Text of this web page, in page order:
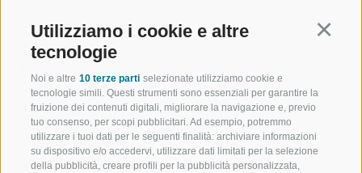
Utilizziamo i cookie e altre
tecnologie
Noi e altre 10 terze parti selezionate utilizziamo cookie e
tecnologie simili. Questi strumenti sono essenziali per garantire la
fruizione dei contenuti digitali, migliorare la navigazione e, previo
tuo consenso, per scopi pubblicitari. Ad esempio, potremmo
utilizzare i tuoi dati per le seguenti finalità: archiviare informazioni
su dispositivo e/o accedervi, utilizzare dati limitati per la selezione
della pubblicità, creare profili per la pubblicità personalizzata,
Punto più alto
1.932 m
Punto più basso
1.482 m
Adatto a famiglie e bambini Da punto a punto
STATISTICHE